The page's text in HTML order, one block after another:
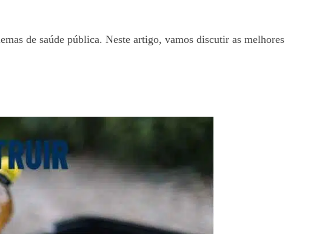
de saúde pública. Neste artigo, vamos discutir as melhores